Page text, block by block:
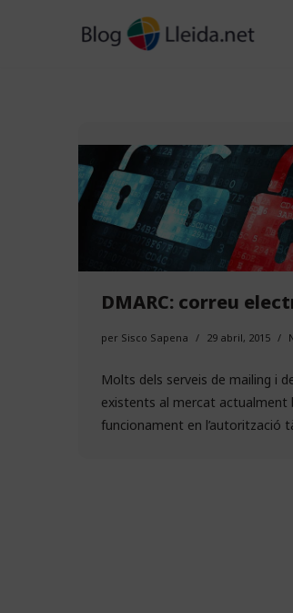
DMARC: correu
per Sisco Sapena 29 abril, 2015
Molts dels serveis de mailing i
existents al mercat actualment
funcionament en l’autorització